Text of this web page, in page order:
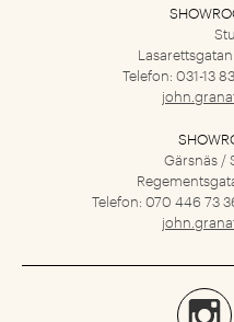
Telefon: 031-13
Gärsnäs /
Telefon: 070 446 73